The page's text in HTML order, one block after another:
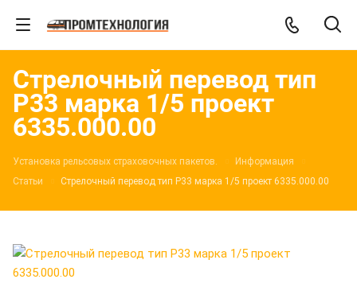
Стрелочный перевод тип
Р33 марка 1/5 проект
6335.000.00
Установка рельсовых страховочных пакетов.
Информация
Статьи
Стрелочный перевод тип Р33 марка 1/5 проект 6335.000.00